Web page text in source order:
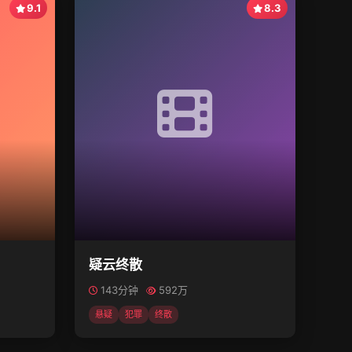
9.1 8.3
疑云终散
143分钟 592万
悬疑 犯罪 终散